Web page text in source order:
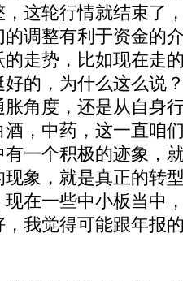
这轮行情就结束了
调整有利于资金的
走势，比如现在走
的，为什么这么说
角度，还是从自身
，中药，这一直咱
一个积极的迹象，
象，就是真正的转
在一些中小板当中
我觉得可能跟年报